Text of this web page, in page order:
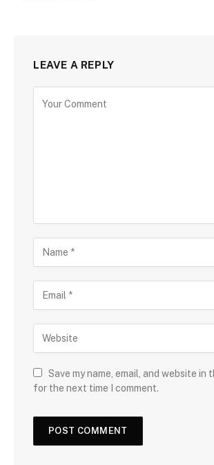
LEAVE A REPLY
Save my name, email, and website in
for the next time I comment.